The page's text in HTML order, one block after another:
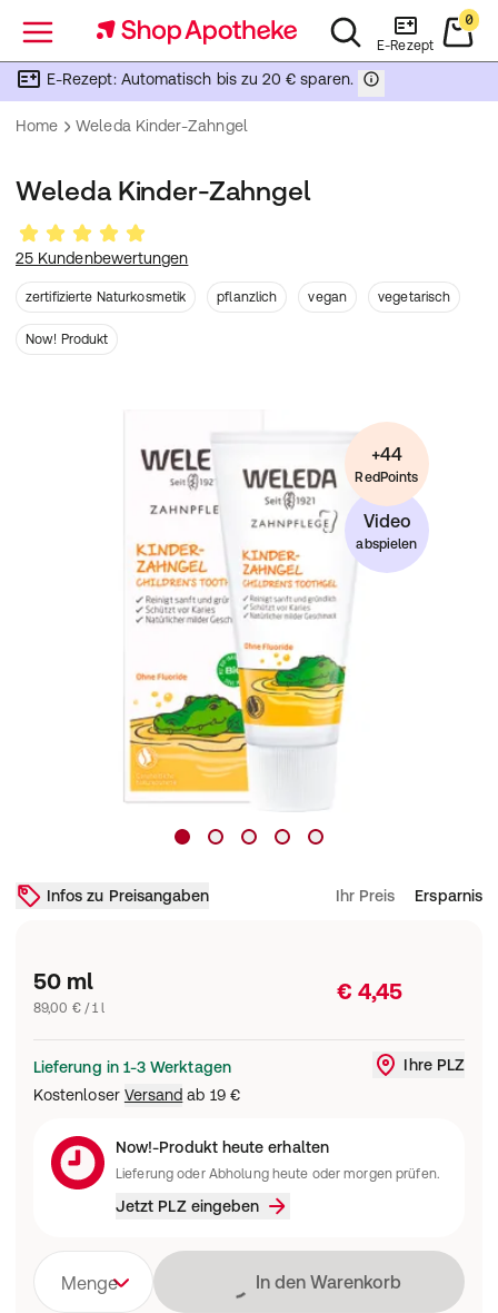
Menü E-Rezept
0
E-Rezept: Automatisch bis zu 20 € sparen.
Home Weleda Kinder-Zahngel
Weleda Kinder-Zahngel
25 Kundenbewertungen
zertifizierte Naturkosmetik pflanzlich vegan vegetarisch
Now! Produkt
Video
abspielen
+44
RedPoints
Infos zu Preisangaben Ihr Preis Ersparnis
50 ml
89,00 € / 1 l
€ 4,45
Lieferung in 1-3 Werktagen
Kostenloser Versand ab 19 €
Ihre PLZ
Now!-Produkt heute erhalten
Lieferung oder Abholung heute oder morgen prüfen.
Jetzt PLZ eingeben
Menge Lädt
In den Warenkorb